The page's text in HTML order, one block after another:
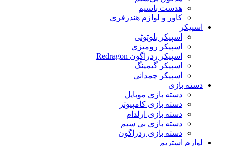
هدست باسیم
کاور و لوازم هندزفری
اسپیکر
اسپیکر بلوتوثی
اسپیکر رومیزی
اسپیکر ردراگون Redragon
اسپیکر گیمینگ
اسپیکر چمدانی
دسته بازی
دسته بازی موبایل
دسته بازی کامپیوتر
دسته بازی ارلدام
دسته بازی بی سیم
دسته بازی ردراگون
لوازم استریم